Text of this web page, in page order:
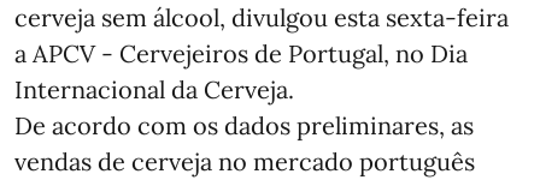
cerveja sem álcool, divulgou esta sexta-feira
a APCV - Cervejeiros de Portugal, no Dia
Internacional da Cerveja.
De acordo com os dados preliminares, as
vendas de cerveja no mercado português